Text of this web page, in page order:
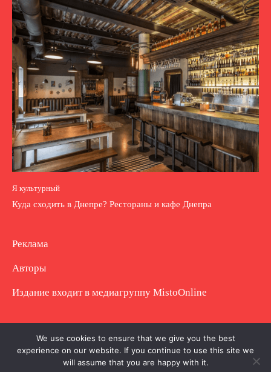
Я культурный
Куда сходить в Днепре? Рестораны и кафе Днепра
Реклама
Авторы
Издание входит в медиагруппу MistoOnline
Copyright © Полное использование материала
запрещено. Частично разрешено с гиперссылкой.
We use cookies to ensure that we give you the best
experience on our website. If you continue to use this site we
will assume that you are happy with it.